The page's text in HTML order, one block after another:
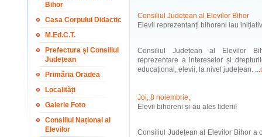
Bihor
Casa Corpului Didactic
M.Ed.C.T.
Prefectura și Consiliul
Județean
Primăria Oradea
Localități
Galerie Foto
Consiliul Național al
Elevilor
Consiliul Județean al Elevilor Bihor
Elevii reprezentanți bihoreni iau
Consiliul Județean al Elevilor
reprezentare a intereselor și
educațional, elevii, la nivel județean. ...
Joi, 8 noiembrie,
Elevii bihoreni și-au ales liderii!
Consiliul Județean al Elevilor Bihor a